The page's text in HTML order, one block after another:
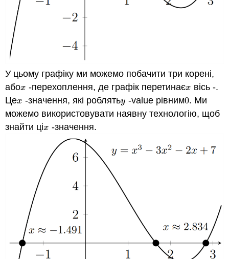
У цьому графіку ми можемо побачити три корені,
абоx
x -перехоплення, де графік перетинаєx
x вісь -.
Цеx
x -значення, які роблятьy
y -value рівним0.
0. Ми
можемо використовувати наявну технологію, щоб
знайти ціx
x -значення.